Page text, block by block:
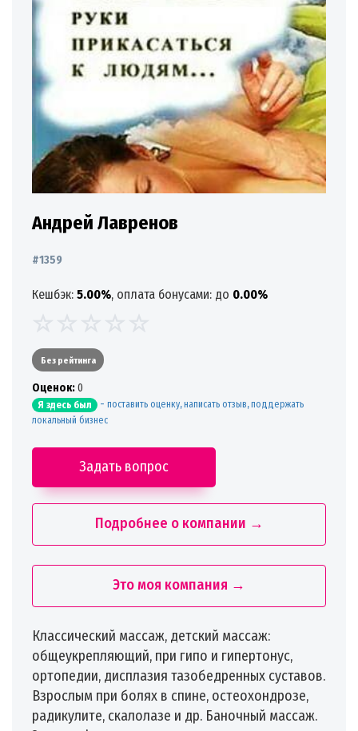
Андрей Лавренов
#1359
Кешбэк: 5.00%, оплата бонусами: до 0.00%
Без рейтинга
Oценок:0
Я здесь был - поставить оценку, написать отзыв, поддержать
локальный бизнес
Задать вопрос
Подробнее о компании →
Это моя компания →
Классический массаж, детский массаж:
общеукрепляющий, при гипо и гипертонус,
ортопедии, дисплазия тазобедренных суставов.
Взрослым при болях в спине, остеохондрозе,
радикулите, скалолазе и др. Баночный массаж.